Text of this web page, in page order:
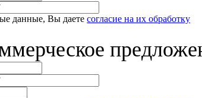
данные, Вы даете согласие на их обработку